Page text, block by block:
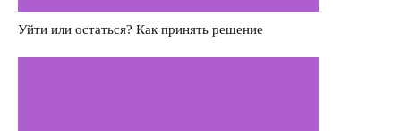
Уйти или остаться? Как принять решение